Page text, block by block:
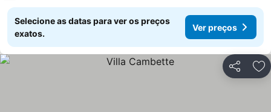
Selecione as datas para ver os preços
exatos.
Ver preços
Partilhar